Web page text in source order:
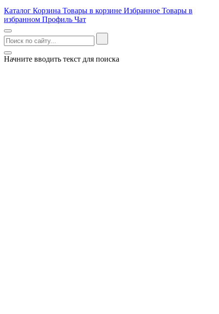
Каталог Корзина Товары в корзине Избранное Товары в
избранном Профиль Чат
Начните вводить текст для поиска